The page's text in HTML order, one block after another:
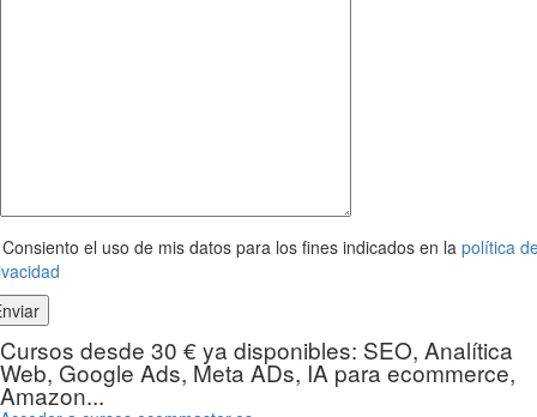
el uso de mis datos para los fines indicados en la política
Cursos desde 30 € ya disponibles: SEO, Analítica
Web, Google Ads, Meta ADs, IA para ecommerce,
Amazon...